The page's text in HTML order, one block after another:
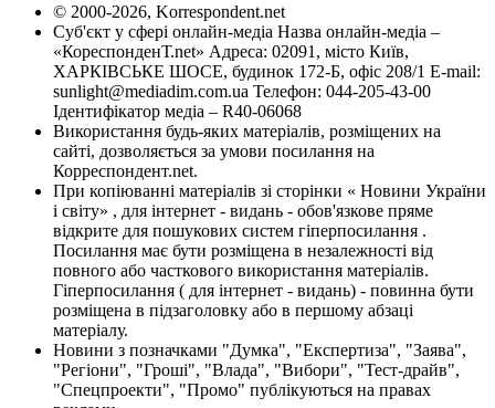
© 2000-2026, Korrespondent.net
Суб'єкт у сфері онлайн-медіа Назва онлайн-медіа –
«КореспонденТ.net» Адреса: 02091, місто Київ,
ХАРКІВСЬКЕ ШОСЕ, будинок 172-Б, офіс 208/1 E-mail:
sunlight@mediadim.com.ua Телефон: 044-205-43-00
Ідентифікатор медіа – R40-06068
Використання будь-яких матеріалів, розміщених на
сайті, дозволяється за умови посилання на
Корреспондент.net.
При копіюванні матеріалів зі сторінки « Новини України
і світу» , для інтернет - видань - обов'язкове пряме
відкрите для пошукових систем гіперпосилання .
Посилання має бути розміщена в незалежності від
повного або часткового використання матеріалів.
Гіперпосилання ( для інтернет - видань) - повинна бути
розміщена в підзаголовку або в першому абзаці
матеріалу.
Новини з позначками "Думка", "Експертиза", "Заява",
"Регіони", "Гроші", "Влада", "Вибори", "Тест-драйв",
"Спецпроекти", "Промо" публікуються на правах